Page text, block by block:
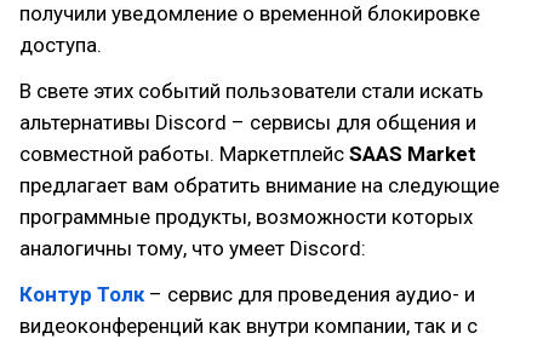
получили уведомление о временной блокировке
доступа.
В свете этих событий пользователи стали искать
альтернативы Discord – сервисы для общения и
совместной работы. Маркетплейс SAAS Market
предлагает вам обратить внимание на следующие
программные продукты, возможности которых
аналогичны тому, что умеет Discord:
Контур Толк– сервис для проведения аудио- и
видеоконференций как внутри компании, так и с